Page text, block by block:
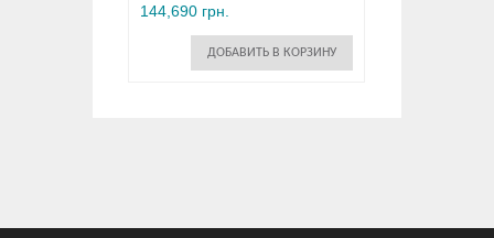
144,690 грн.
ДОБАВИТЬ В КОРЗИНУ